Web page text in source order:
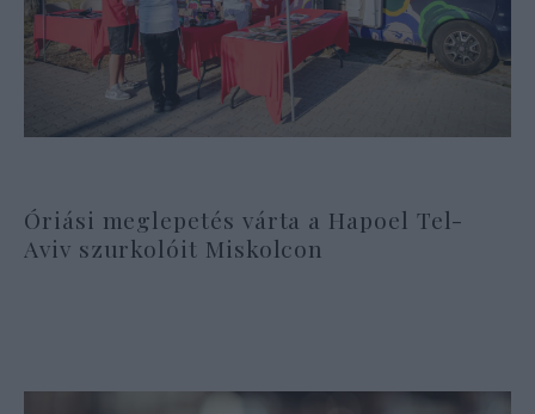
Óriási meglepetés várta a Hapoel Tel-
Aviv szurkolóit Miskolcon